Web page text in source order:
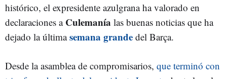
histórico, el expresidente azulgrana ha valorado en
declaraciones a Culemanía las buenas noticias que ha
dejado la últimasemana grande del Barça.
Desde la asamblea de compromisarios, que terminó con